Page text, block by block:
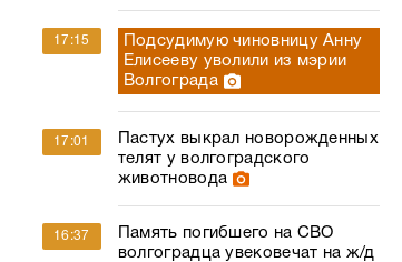
17:15
Подсудимую чиновницу Анну
Елисееву уволили из мэрии
Волгограда
17:01
Пастух выкрал новорожденных
телят у волгоградского
животновода
16:37
Память погибшего на СВО
волгоградца увековечат на ж/д